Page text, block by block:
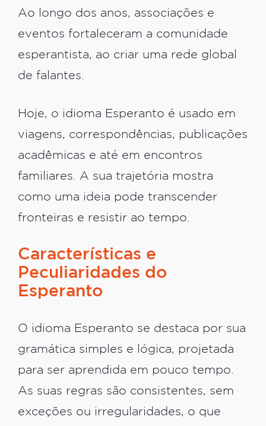
Ao longo dos anos, associações e
eventos fortaleceram a comunidade
esperantista, ao criar uma rede global
de falantes.
Hoje, o idioma Esperanto é usado em
viagens, correspondências, publicações
acadêmicas e até em encontros
familiares. A sua trajetória mostra
como uma ideia pode transcender
fronteiras e resistir ao tempo.
Características e
Peculiaridades do
Esperanto
O idioma Esperanto se destaca por sua
gramática simples e lógica, projetada
para ser aprendida em pouco tempo.
As suas regras são consistentes, sem
exceções ou irregularidades, o que